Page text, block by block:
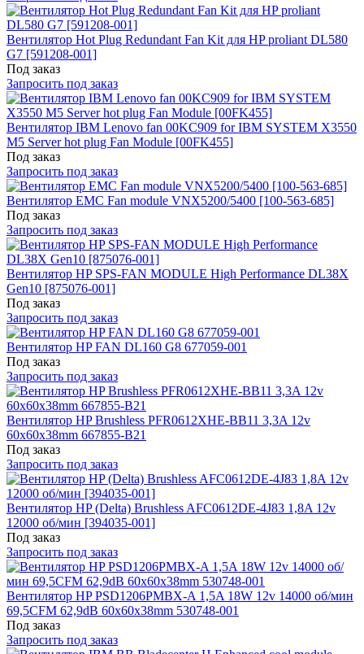
Вентилятор Hot Plug Redundant Fan Kit для HP proliant DL580
G7 [591208-001]
Под заказ
Запросить под заказ
Вентилятор IBM Lenovo fan 00KC909 for IBM SYSTEM X3550
M5 Server hot plug Fan Module [00FK455]
Под заказ
Запросить под заказ
Вентилятор EMC Fan module VNX5200/5400 [100-563-685]
Под заказ
Запросить под заказ
Вентилятор HP SPS-FAN MODULE High Performance DL38X
Gen10 [875076-001]
Под заказ
Запросить под заказ
Вентилятор HP FAN DL160 G8 677059-001
Под заказ
Запросить под заказ
Вентилятор HP Brushless PFR0612XHE-BB11 3,3A 12v
60x60x38mm 667855-B21
Под заказ
Запросить под заказ
Вентилятор HP (Delta) Brushless AFC0612DE-4J83 1,8A 12v
12000 об/мин [394035-001]
Под заказ
Запросить под заказ
Вентилятор HP PSD1206PMBX-A 1,5A 18W 12v 14000 об/мин
69,5CFM 62,9dB 60x60x38mm 530748-001
Под заказ
Запросить под заказ